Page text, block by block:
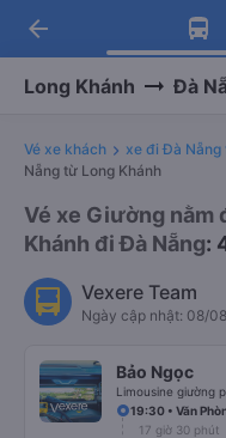
Tải
Nhận ưu
Tải app
-30k/ghế
arrow_back
Long Khánh Đà
Vé xe khách xe đi Đà Nẵng
Nẵng từ Long Khánh
Vé xe Giường nằm
Khánh đi Đà Nẵng:
Vexere Team
Ngày cập nhật: 08/
Bảo Ngọc
19:30 • Văn
17 giờ 30 phút